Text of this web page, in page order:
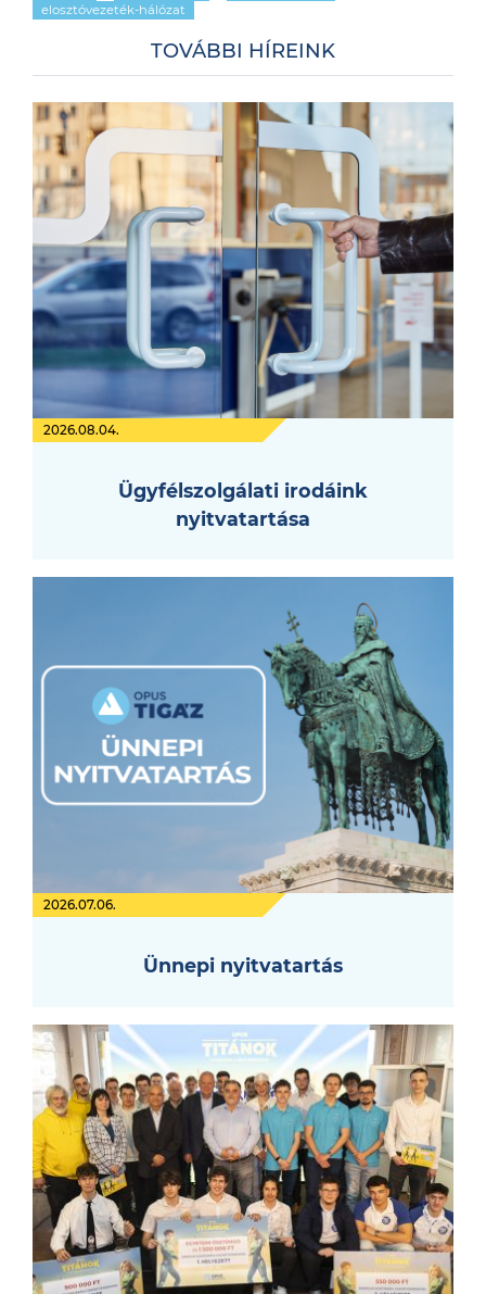
elosztóvezeték-hálózat
TOVÁBBI HÍREINK
2026.08.04.
Ügyfélszolgálati irodáink
nyitvatartása
2026.07.06.
Ünnepi nyitvatartás